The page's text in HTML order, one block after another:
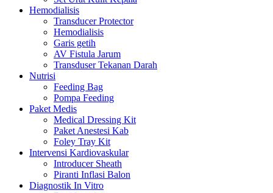
Hemodialisis
Transducer Protector
Hemodialisis
Garis getih
AV Fistula Jarum
Transduser Tekanan Darah
Nutrisi
Feeding Bag
Pompa Feeding
Paket Medis
Medical Dressing Kit
Paket Anestesi Kab
Foley Tray Kit
Intervensi Kardiovaskular
Introducer Sheath
Piranti Inflasi Balon
Diagnostik In Vitro